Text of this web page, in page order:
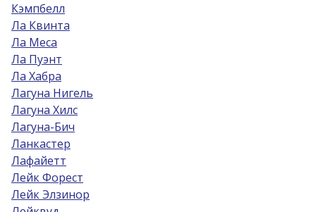
Кэмпбелл
Ла Квинта
Ла Меса
Ла Пуэнт
Ла Хабра
Лагуна Нигель
Лагуна Хилс
Лагуна-Бич
Ланкастер
Лафайетт
Лейк Форест
Лейк Элзинор